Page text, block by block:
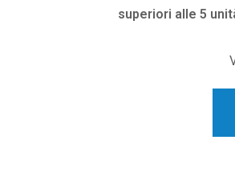
superiori alle 5